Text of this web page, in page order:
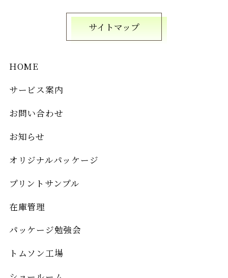
HOME
サービス案内
お問い合わせ
お知らせ
オリジナルパッケージ
プリントサンプル
在庫管理
パッケージ勉強会
トムソン工場
サイトマップ